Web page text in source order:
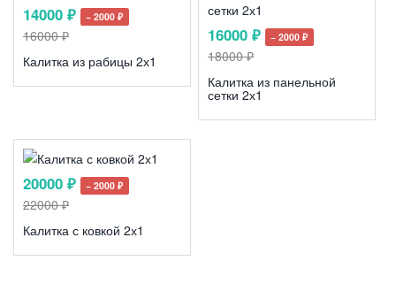
14000 ₽ − 2000 ₽
16000 ₽
Калитка из рабицы 2х1
16000 ₽ − 2000 ₽
18000 ₽
Калитка из панельной
сетки 2х1
20000 ₽ − 2000 ₽
22000 ₽
Калитка с ковкой 2х1